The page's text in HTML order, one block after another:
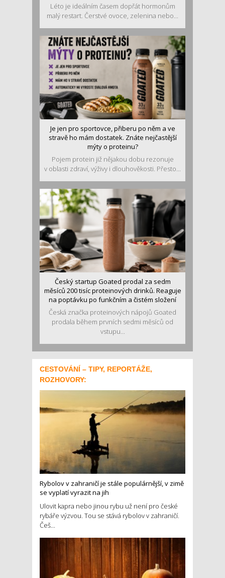
Léto je ideálním časem dopřát hormonům
malý restart. Čerstvé ovoce, zelenina nebo...
Je jen pro sportovce, přiberu po něm a ve
stravě ho mám dostatek. Znáte nejčastější
mýty o proteinu?
Pojem protein již nějakou dobu rezonuje
v oblasti zdraví, výživy i dlouhověkosti. Přesto...
Český startup Goated prodal za sedm
měsíců 200 tisíc proteinových drinků. Reaguje
na poptávku po funkčním a čistém složení
Česká značka proteinových nápojů Goated
prodala během prvních sedmi měsíců od
vstupu...
CESTOVÁNÍ – TIPY, REPORTÁŽE,
ROZHOVORY:
Rybolov v zahraničí je stále populárnější, v zimě
se vyplatí vyrazit na jih
Ulovit kapra nebo jinou rybu už není pro české
rybáře výzvou. Tou se stává rybolov v zahraničí.
Češ...